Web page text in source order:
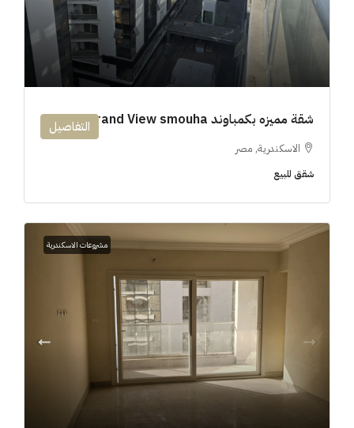
شقة مميزه بكمباوند 194m Grand View smouha
الاسكندرية, مصر
شقق للبيع
التفاصيل
مشروعات الاسكندرية